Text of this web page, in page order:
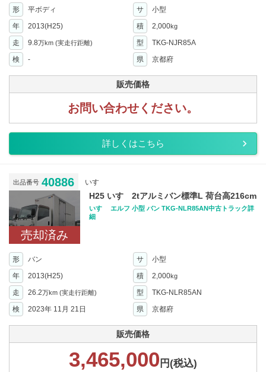
形 平ボディ サ
小型
年
2013(H25) 積 2,000kg
走 9.8万km (実走行距離) 型
TKG-NJR85A
検
- 県 京都府
販売価格
お問い合わせください。
詳しくはこちら
出品番号 40886 いすゞ
売却済み
H25 いすゞ2tアルミバン標準L 荷台高216cm
いすゞ エルフ 小型 バン TKG-NLR85AN中古トラック詳
細
形 バン サ
小型
年
2013(H25) 積 2,000kg
走 26.2万km (実走行距離) 型
TKG-NLR85AN
検
2023年 11月 21日 県 京都府
販売価格
3,465,000 円(税込)